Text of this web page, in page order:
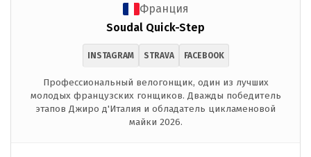
Франция
Soudal Quick-Step
INSTAGRAM STRAVA FACEBOOK
Профессиональный велогонщик, один из лучших
молодых французских гонщиков. Дважды победитель
этапов Джиро д'Италия и обладатель цикламеновой
майки 2026.